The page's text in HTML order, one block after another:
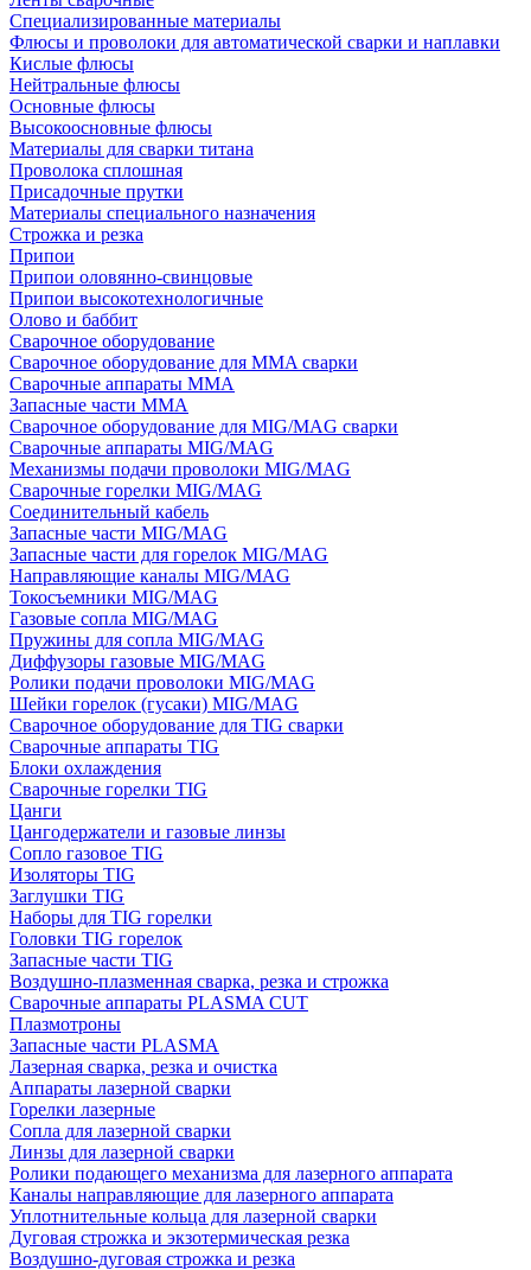
Специализированные материалы
Флюсы и проволоки для автоматической сварки и наплавки
Кислые флюсы
Нейтральные флюсы
Основные флюсы
Высокоосновные флюсы
Материалы для сварки титана
Проволока сплошная
Присадочные прутки
Материалы специального назначения
Строжка и резка
Припои
Припои оловянно-свинцовые
Припои высокотехнологичные
Олово и баббит
Сварочное оборудование
Сварочное оборудование для MMA сварки
Сварочные аппараты MMA
Запасные части MMA
Сварочное оборудование для MIG/MAG сварки
Сварочные аппараты MIG/MAG
Механизмы подачи проволоки MIG/MAG
Сварочные горелки MIG/MAG
Соединительный кабель
Запасные части MIG/MAG
Запасные части для горелок MIG/MAG
Направляющие каналы MIG/MAG
Токосъемники MIG/MAG
Газовые сопла MIG/MAG
Пружины для сопла MIG/MAG
Диффузоры газовые MIG/MAG
Ролики подачи проволоки MIG/MAG
Шейки горелок (гусаки) MIG/MAG
Сварочное оборудование для TIG сварки
Сварочные аппараты TIG
Блоки охлаждения
Сварочные горелки TIG
Цанги
Цангодержатели и газовые линзы
Сопло газовое TIG
Изоляторы TIG
Заглушки TIG
Наборы для TIG горелки
Головки TIG горелок
Запасные части TIG
Воздушно-плазменная сварка, резка и строжка
Сварочные аппараты PLASMA CUT
Плазмотроны
Запасные части PLASMA
Лазерная сварка, резка и очистка
Аппараты лазерной сварки
Горелки лазерные
Сопла для лазерной сварки
Линзы для лазерной сварки
Ролики подающего механизма для лазерного аппарата
Каналы направляющие для лазерного аппарата
Уплотнительные кольца для лазерной сварки
Дуговая строжка и экзотермическая резка
Воздушно-дуговая строжка и резка